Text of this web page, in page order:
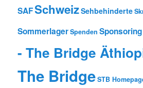
SAFSchweizSehbehinderte
SommerlagerSpenden Sponsoring
- The Bridge
The BridgeSTB